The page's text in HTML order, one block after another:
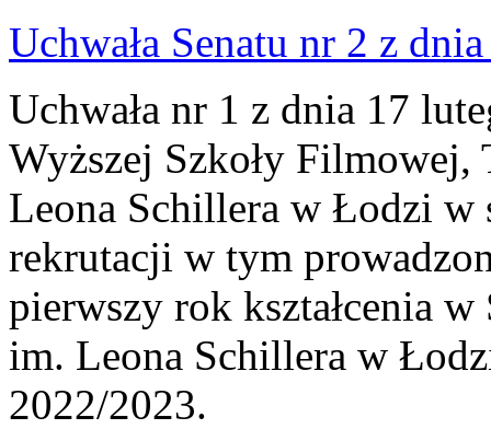
Uchwała Senatu nr 2 z
Uchwała nr 1 z dnia 17
Wyższej Szkoły
Leona Schillera w Łodzi w
rekrutacji w tym
pierwszy rok kształcenia
im. Leona Schillera w
2022/2023.